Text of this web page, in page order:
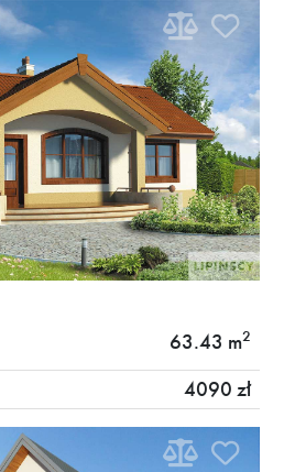
63.43 m2
4090 zł